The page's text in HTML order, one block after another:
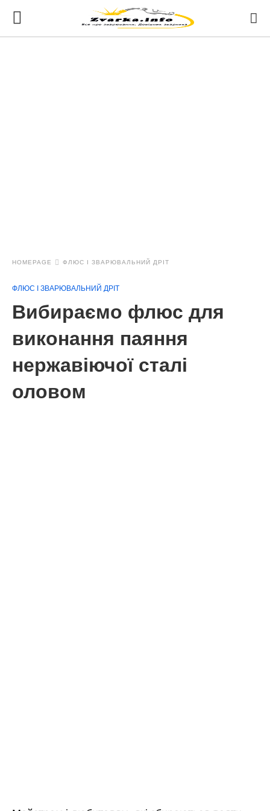
HOMEPAGE ФЛЮС І ЗВАРЮВАЛЬНИЙ ДРІТ
ФЛЮС І ЗВАРЮВАЛЬНИЙ ДРІТ
Вибираємо флюс для
виконання паяння
нержавіючої сталі
оловом